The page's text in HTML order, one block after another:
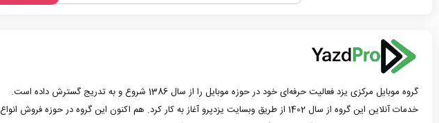
گروه موبایل مرکزی یزد فعالیت حرفه‌ای خود در حوزه موبایل را از سال 1386 شروع و به تدریج گسترش داده است.
خدمات آنلاین این گروه از سال 1402 از طریق وبسایت یزدپرو آغاز به کار کرد. هم اکنون این گروه در حوزه فروش انواع